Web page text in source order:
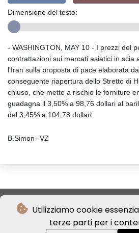
Utilizziamo cookie
terze parti per i
Dimensione del testo:
- WASHINGTON, MAY 10 - I prezzi del
contrattazioni sui mercati asiatici in scia
l'Iran sulla proposta di pace elaborata
conseguente riapertura dello Stretto di
chiuso, che mette a rischio le forniture
guadagna il 3,50% a 98,76 dollari al
del 3,45% a 104,78 dollari.
B.Simon--VZ